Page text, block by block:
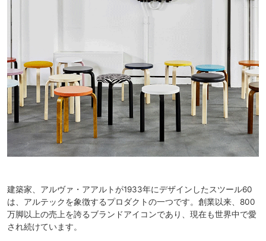
建築家、アルヴァ・アアルトが1933年にデザインしたスツール60
は、アルテックを象徴するプロダクトの一つです。創業以来、800
万脚以上の売上を誇るブランドアイコンであり、現在も世界中で愛
され続けています。